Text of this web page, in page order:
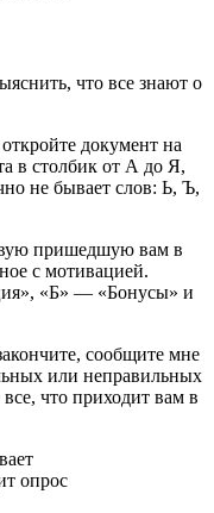
что все знают о
документ на
в столбик от А до Я,
не бывает слов: Ь, Ъ,
пришедшую вам в
с мотивацией.
«Б» — «Бонусы» и
сообщите мне
или неправильных
что приходит вам в
опрос